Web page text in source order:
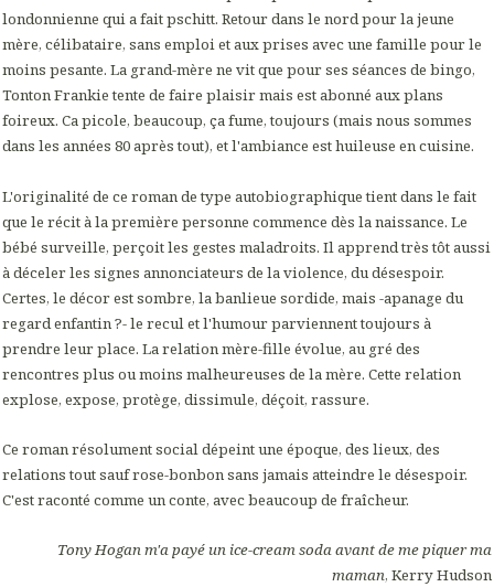
londonnienne qui a fait pschitt. Retour dans le nord pour la jeune
mère, célibataire, sans emploi et aux prises avec une famille pour le
moins pesante. La grand-mère ne vit que pour ses séances de bingo,
Tonton Frankie tente de faire plaisir mais est abonné aux plans
foireux. Ca picole, beaucoup, ça fume, toujours (mais nous sommes
dans les années 80 après tout), et l'ambiance est huileuse en cuisine.
L'originalité de ce roman de type autobiographique tient dans le fait
que le récit à la première personne commence dès la naissance. Le
bébé surveille, perçoit les gestes maladroits. Il apprend très tôt aussi
à déceler les signes annonciateurs de la violence, du désespoir.
Certes, le décor est sombre, la banlieue sordide, mais -apanage du
regard enfantin ?- le recul et l'humour parviennent toujours à
prendre leur place. La relation mère-fille évolue, au gré des
rencontres plus ou moins malheureuses de la mère. Cette relation
explose, expose, protège, dissimule, déçoit, rassure.
Ce roman résolument social dépeint une époque, des lieux, des
relations tout sauf rose-bonbon sans jamais atteindre le désespoir.
C'est raconté comme un conte, avec beaucoup de fraîcheur.
Tony Hogan m'a payé un ice-cream soda avant de me piquer ma
maman, Kerry Hudson